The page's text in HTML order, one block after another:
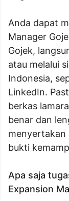
Anda dapat
Manager
Gojek,
atau melalui
Indonesia,
LinkedIn.
berkas
benar dan
menyertakan
bukti
Apa saja
Expansion